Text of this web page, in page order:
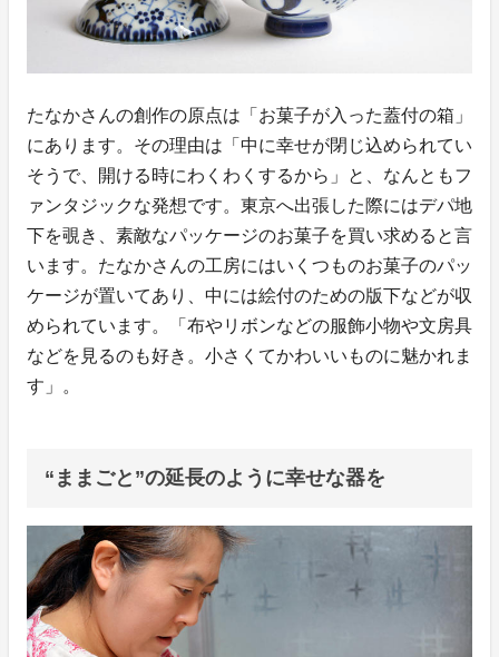
たなかさんの創作の原点は「お菓子が入った蓋付の箱」
にあります。その理由は「中に幸せが閉じ込められてい
そうで、開ける時にわくわくするから」と、なんともフ
ァンタジックな発想です。東京へ出張した際にはデパ地
下を覗き、素敵なパッケージのお菓子を買い求めると言
います。たなかさんの工房にはいくつものお菓子のパッ
ケージが置いてあり、中には絵付のための版下などが収
められています。「布やリボンなどの服飾小物や文房具
などを見るのも好き。小さくてかわいいものに魅かれま
す」。
“ままごと”の延長のように幸せな器を